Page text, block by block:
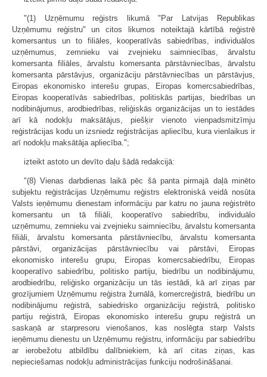
"(1) Uzņēmumu reģistrs likumā "Par Latvijas Republikas
Uzņēmumu reģistru" un citos likumos noteiktajā kārtībā reģistrē
komersantus un to filiāles, kooperatīvās sabiedrības, individuālos
uzņēmumus, zemnieku vai zvejnieku saimniecības, ārvalstu
komersanta filiāles, ārvalstu komersanta pārstāvniecības, ārvalstu
komersanta pārstāvjus, organizāciju pārstāvniecības un pārstāvjus,
Eiropas ekonomisko interešu grupas, Eiropas komercsabiedrības,
Eiropas kooperatīvās sabiedrības, politiskās partijas, biedrības un
nodibinājumus, arodbiedrības, reliģiskās organizācijas un to iestādes
arī kā nodokļu maksātājus, piešķir vienoto vienpadsmitzīmju
reģistrācijas kodu un izsniedz reģistrācijas apliecību, kura vienlaikus ir
arī nodokļu maksātāja apliecība.";
izteikt astoto un devīto daļu šādā redakcijā:
"(8) Vienas darbdienas laikā pēc šā panta pirmajā daļā minēto
subjektu reģistrācijas Uzņēmumu reģistrs elektroniskā veidā nosūta
Valsts ieņēmumu dienestam informāciju par katru no jauna reģistrēto
komersantu un tā filiāli, kooperatīvo sabiedrību, individuālo
uzņēmumu, zemnieku vai zvejnieku saimniecību, ārvalstu komersanta
filiāli, ārvalstu komersanta pārstāvniecību, ārvalstu komersanta
pārstāvi, organizācijas pārstāvniecību vai pārstāvi, Eiropas
ekonomisko interešu grupu, Eiropas komercsabiedrību, Eiropas
kooperatīvo sabiedrību, politisko partiju, biedrību un nodibinājumu,
arodbiedrību, reliģisko organizāciju un tās iestādi, kā arī ziņas par
grozījumiem Uzņēmumu reģistra žurnālā, komercreģistrā, biedrību un
nodibinājumu reģistrā, sabiedrisko organizāciju reģistrā, politisko
partiju reģistrā, Eiropas ekonomisko interešu grupu reģistrā un
saskaņā ar starpresoru vienošanos, kas noslēgta starp Valsts
ieņēmumu dienestu un Uzņēmumu reģistru, informāciju par sabiedrību
ar ierobežotu atbildību dalībniekiem, kā arī citas ziņas, kas
nepieciešamas nodokļu administrācijas funkciju nodrošināšanai.